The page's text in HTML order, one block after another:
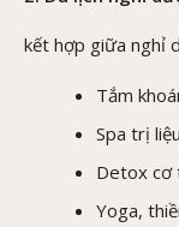
kết hợp giữa nghỉ
Tắm
Spa trị liệu
Detox cơ
Yoga,